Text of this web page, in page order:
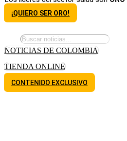
¡QUIERO SER ORO!
NOTICIAS DE COLOMBIA
TIENDA ONLINE
CONTENIDO EXCLUSIVO